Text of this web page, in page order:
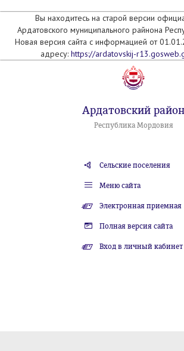
Вы находитесь на старой версии
Ардатовского муниципального райнона
Новая версия сайта с информацией от
адресу: https://ardatovskij-
Ардатовский район
Республика Мордовия
Сельские поселения
Меню сайта
Электронная приемная
Полная версия сайта
Вход в личный кабинет